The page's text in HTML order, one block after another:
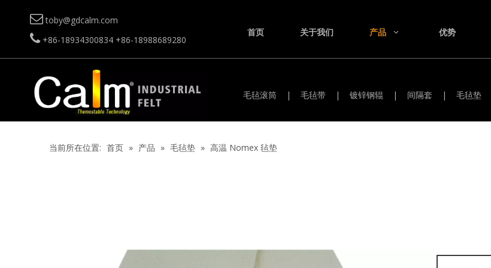
 toby@gdcalm.com
+86-18934300834 +86-18988689280
首页 关于我们 产品 优势
毛毡滚筒 | 毛毡带 | 镀锌钢辊 | 间隔套 | 毛毡垫
当前所在位置: 首页 » 产品 » 毛毡垫 » 高温 Nomex 毡垫